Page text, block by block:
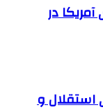
در
استقلال و